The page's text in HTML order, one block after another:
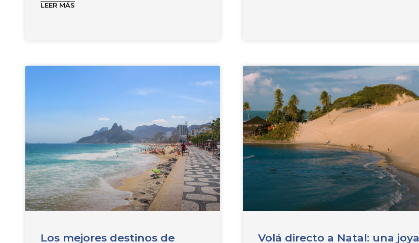
LEER MÁS
Los mejores destinos de
Volá directo a Natal: una joya